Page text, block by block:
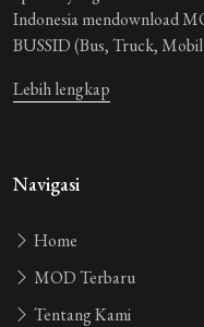
Indonesia mendownload
BUSSID (Bus, Truck,
Lebih lengkap
Navigasi
Home
MOD Terbaru
Tentang Kami